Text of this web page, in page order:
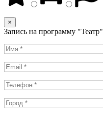
×
Запись на программу "Театр"